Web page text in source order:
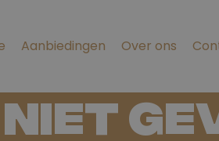
Aanbiedingen Over ons
niet